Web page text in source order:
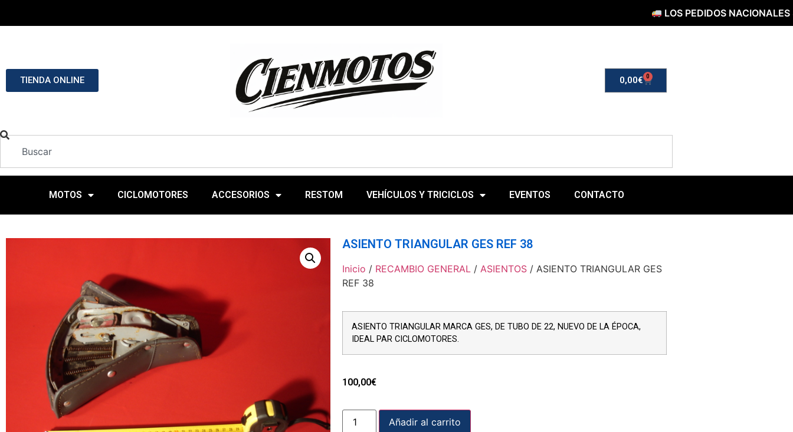
LOS PEDIDOS NACIONALES
TIENDA ONLINE 0,00€ 0
MOTOS CICLOMOTORES ACCESORIOS RESTOM VEHÍCULOS Y TRICICLOS EVENTOS CONTACTO
ASIENTO TRIANGULAR GES REF 38
Inicio / RECAMBIO GENERAL / ASIENTOS / ASIENTO TRIANGULAR GES
REF 38
ASIENTO TRIANGULAR MARCA GES, DE TUBO DE 22, NUEVO DE LA ÉPOCA,
IDEAL PAR CICLOMOTORES.
100,00€
Añadir al carrito